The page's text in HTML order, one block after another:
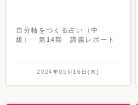
自分軸をつくる占い（中
級） 第14期 講義レポート
2024年05月16日(木)